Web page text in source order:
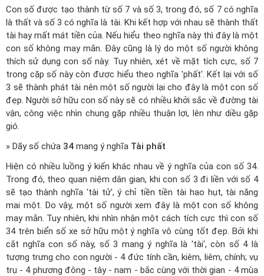
Con số được tạo thành từ số 7 và số 3, trong đó, số 7 có nghĩa
là thất và số 3 có nghĩa là tài. Khi kết hợp với nhau sẽ thành thất
tài hay mất mát tiền của. Nếu hiểu theo nghĩa này thì đây là một
con số không may mắn. Đây cũng là lý do một số người không
thích sử dụng con số này. Tuy nhiên, xét về mặt tích cực, số 7
trong cặp số này còn được hiểu theo nghĩa 'phất'. Kết lại với số
3 sẽ thành phát tài nên một số người lại cho đây là một con số
đẹp. Người sở hữu con số này sẽ có nhiều khởi sắc về đường tài
vận, công việc nhìn chung gặp nhiều thuận lợi, lên như diều gặp
gió.
» Dãy số chứa 34 mang ý nghĩa Tài phất
Hiện có nhiều luồng ý kiến khác nhau về ý nghĩa của con số 34.
Trong đó, theo quan niệm dân gian, khi con số 3 đi liền với số 4
sẽ tạo thành nghĩa 'tài tử', ý chỉ tiền tiền tài hao hụt, tài năng
mai một. Do vậy, một số người xem đây là một con số không
may mắn. Tuy nhiên, khi nhìn nhận một cách tích cực thì con số
34 trên biển số xe sở hữu một ý nghĩa vô cùng tốt đẹp. Bởi khi
cắt nghĩa con số này, số 3 mang ý nghĩa là 'tài', còn số 4 là
tượng trưng cho con người - 4 đức tính cần, kiêm, liêm, chính; vụ
trụ - 4 phương đông - tây - nam - bắc cùng với thời gian - 4 mùa